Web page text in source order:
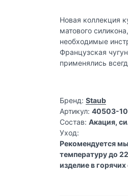
Новая коллекция
матового
необходимые
Французская
применялись
Бренд: Staub
Артикул: 40503-
Состав: Акация,
Уход:
Рекомендуется
температуру до
изделие в